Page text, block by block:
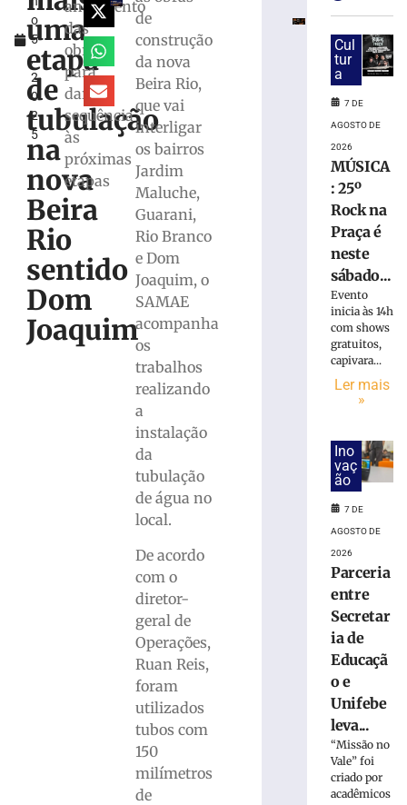
o
5
,
2
0
2
5
uma
etapa
de
tubulação
na
nova
Beira
Rio
sentido
Dom
Joaquim
andamento
das
obras
para
dar
sequência
às
próximas
etapas
de
construção
da nova
Beira Rio,
que vai
interligar
os bairros
Jardim
Maluche,
Guarani,
Rio Branco
e Dom
Joaquim, o
SAMAE
acompanha
os
trabalhos
realizando
a
instalação
da
tubulação
de água no
local.
De acordo
com o
diretor-
geral de
Operações,
Ruan Reis,
foram
utilizados
tubos com
150
milímetros
de
hambúrguer
beneficente
ajudar
animais
resgatados
Brusque;
participar
suspende
proíbe
Polícia
Federal
indicia
Cul
tur
a
7 DE
AGOSTO DE
2026
MÚSICA
: 25º
Rock na
Praça é
neste
sábado...
Evento
inicia às 14h
com shows
gratuitos,
capivara...
Ler mais
»
Ino
vaç
ão
7 DE
AGOSTO DE
2026
Parceria
entre
Secretar
ia de
Educaçã
o e
Unifebe
leva...
“Missão no
Vale” foi
criado por
acadêmicos